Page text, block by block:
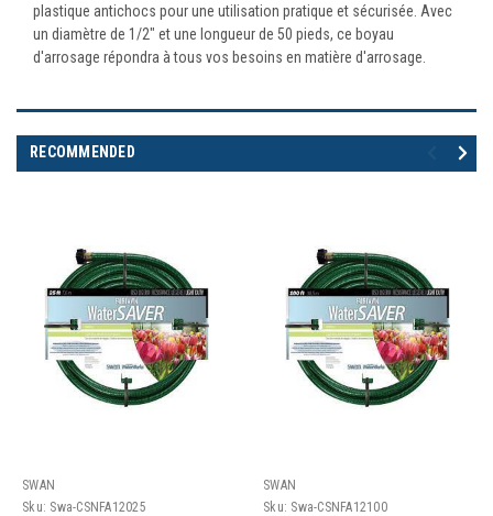
plastique antichocs pour une utilisation pratique et sécurisée. Avec
un diamètre de 1/2" et une longueur de 50 pieds, ce boyau
d'arrosage répondra à tous vos besoins en matière d'arrosage.
RECOMMENDED
SWAN
Sku: Swa-CSNFA12025
SWAN
Sku: Swa-CSNFA12100